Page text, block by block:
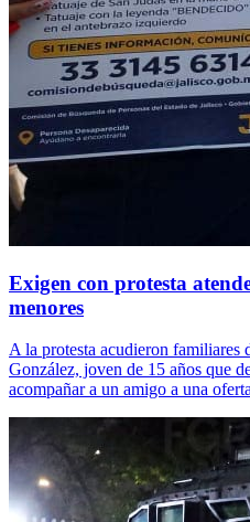
Exigen con protesta
menores
A la protesta acudieron familiares
González, joven de 15 años que
acompañar a un amigo a una